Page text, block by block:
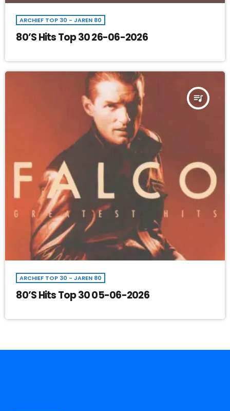
ARCHIEF TOP 30 - JAREN 80
80’S Hits Top 30 26-06-2026
queue_music
ARCHIEF TOP 30 - JAREN 80
80’S Hits Top 30 05-06-2026